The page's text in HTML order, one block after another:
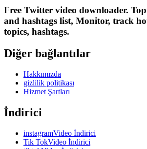
Free Twitter video downloader.
and hashtags list, Monitor, track
topics, hashtags.
Diğer bağlantılar
Hakkımızda
gizlilik politikası
Hizmet Şartları
İndirici
instagramVideo İndirici
Tik TokVideo İndirici